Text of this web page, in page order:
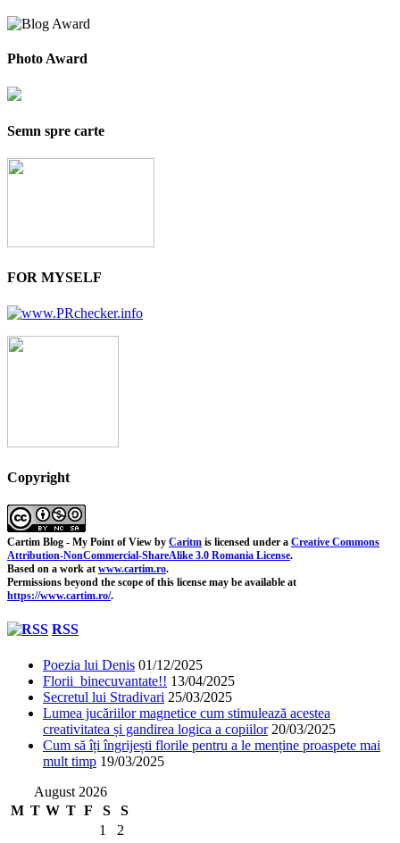
Photo Award
Semn spre carte
FOR MYSELF
Copyright
Cartim Blog - My Point of View by Caritm is licensed under a Creative Commons
Attribution-NonCommercial-ShareAlike 3.0 Romania License.
Based on a work at www.cartim.ro.
Permissions beyond the scope of this license may be available at
https://www.cartim.ro/.
RSS
Poezia lui Denis 01/12/2025
Florii binecuvantate!! 13/04/2025
Secretul lui Stradivari 25/03/2025
Lumea jucăriilor magnetice cum stimulează acestea
creativitatea și gandirea logica a copiilor 20/03/2025
Cum să îți îngrijești florile pentru a le menține proaspete mai
mult timp 19/03/2025
August 2026
M T W T F S
S
1
2